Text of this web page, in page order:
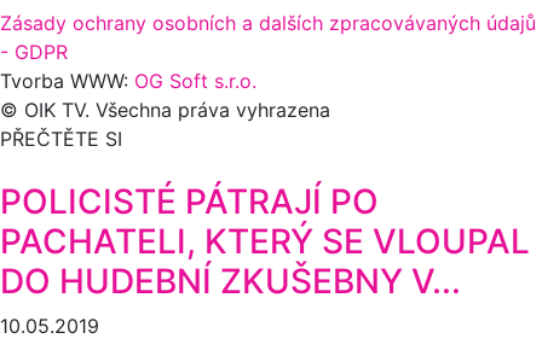
Zásady ochrany osobních a dalších zpracovávaných údajů
- GDPR
Tvorba WWW: OG Soft s.r.o.
© OIK TV. Všechna práva vyhrazena
PŘEČTĚTE SI
POLICISTÉ PÁTRAJÍ PO
PACHATELI, KTERÝ SE VLOUPAL
DO HUDEBNÍ ZKUŠEBNY V...
10.05.2019